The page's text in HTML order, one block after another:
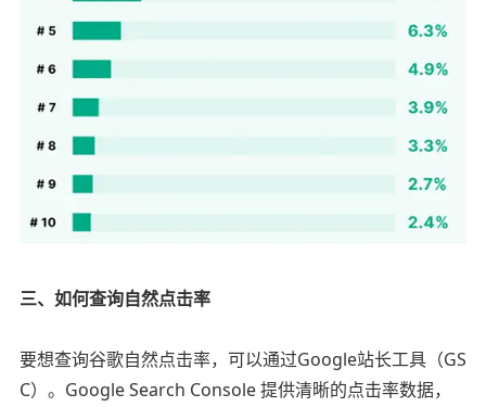
三、如何查询自然点击率
要想查询谷歌自然点击率，可以通过Google站长工具（GS
C）。Google Search Console 提供清晰的点击率数据，